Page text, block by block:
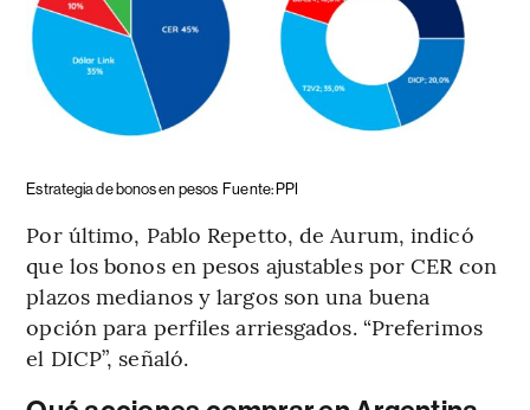
Estrategia de bonos en pesos Fuente: PPI
Por último, Pablo Repetto, de Aurum, indicó
que los bonos en pesos ajustables por CER con
plazos medianos y largos son una buena
opción para perfiles arriesgados. “Preferimos
el DICP”, señaló.